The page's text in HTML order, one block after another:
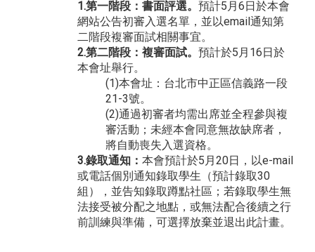
1.第一階段：書面評選。 預計5月6日於本會
網站公告初審入選名單，並以email通知第
二階段複審面試相關事宜。
2.第二階段：複審面試。 預計於5月16日於
本會址舉行。
(1)本會址：台北市中正區信義路一段
21-3號。
(2)通過初審者均需出席並全程參與複
審活動；未經本會同意無故缺席者，
將自動喪失入選資格。
3.錄取通知： 本會預計於5月20日，以e-mail
或電話個別通知錄取學生（預計錄取30
組），並告知錄取蹲點社區；若錄取學生無
法接受被分配之地點，或無法配合後續之行
前訓練與準備，可選擇放棄並退出此計畫。